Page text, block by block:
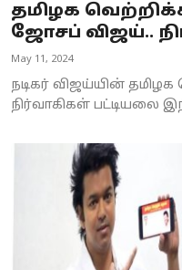
Astrology
Spirituality
Weather
Politics
தமிழக
ஜோசப் விஜய்..
May 11, 2024
நடிகர் விஜய்யின்
நிர்வாகிகள் பட்டியலை